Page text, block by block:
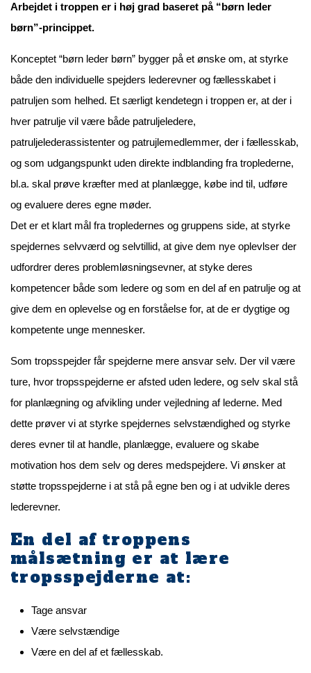
Arbejdet i troppen er i høj grad baseret på “børn leder
børn”-princippet.
Konceptet “børn leder børn” bygger på et ønske om, at styrke
både den individuelle spejders lederevner og fællesskabet i
patruljen som helhed. Et særligt kendetegn i troppen er, at der i
hver patrulje vil være både patruljeledere,
patruljelederassistenter og patrujlemedlemmer, der i fællesskab,
og som udgangspunkt uden direkte indblanding fra troplederne,
bl.a. skal prøve kræfter med at planlægge, købe ind til, udføre
og evaluere deres egne møder.
Det er et klart mål fra tropledernes og gruppens side, at styrke
spejdernes selvværd og selvtillid, at give dem nye oplevlser der
udfordrer deres problemløsningsevner, at styke deres
kompetencer både som ledere og som en del af en patrulje og at
give dem en oplevelse og en forståelse for, at de er dygtige og
kompetente unge mennesker.
Som tropsspejder får spejderne mere ansvar selv. Der vil være
ture, hvor tropsspejderne er afsted uden ledere, og selv skal stå
for planlægning og afvikling under vejledning af lederne. Med
dette prøver vi at styrke spejdernes selvstændighed og styrke
deres evner til at handle, planlægge, evaluere og skabe
motivation hos dem selv og deres medspejdere. Vi ønsker at
støtte tropsspejderne i at stå på egne ben og i at udvikle deres
lederevner.
En del af troppens
målsætning er at lære
tropsspejderne at:
Tage ansvar
Være selvstændige
Være en del af et fællesskab.